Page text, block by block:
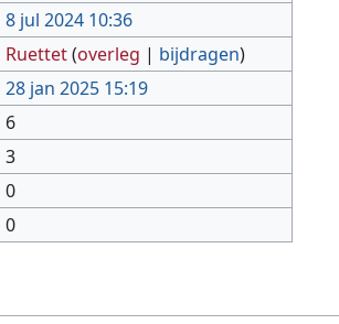
8 jul 2024 10:36
Ruettet(overleg | bijdragen)
28 jan 2025 15:19
6
3
0
0